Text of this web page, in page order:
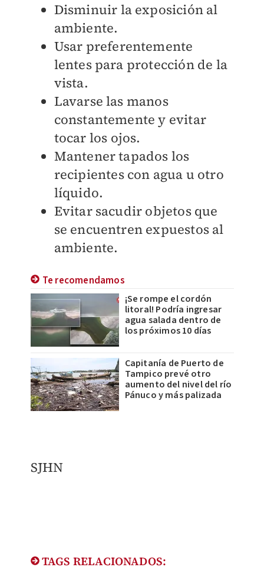
Disminuir la exposición al
ambiente.
Usar preferentemente
lentes para protección de la
vista.
Lavarse las manos
constantemente y evitar
tocar los ojos.
Mantener tapados los
recipientes con agua u otro
líquido.
Evitar sacudir objetos que
se encuentren expuestos al
ambiente.
Te recomendamos
¡Se rompe el cordón
litoral! Podría ingresar
agua salada dentro de
los próximos 10 días
Capitanía de Puerto de
Tampico prevé otro
aumento del nivel del río
Pánuco y más palizada
SJHN
TAGS RELACIONADOS: